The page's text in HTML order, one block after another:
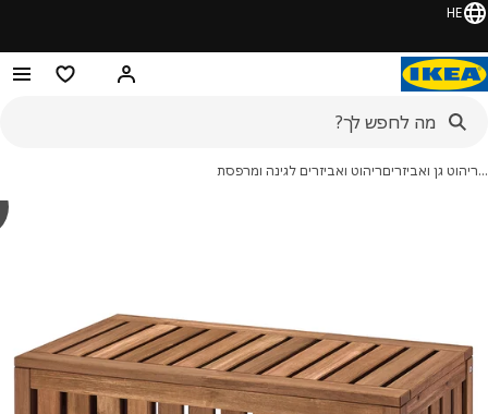
HE
היי! התחברו או הירשמו
מוצרים
גן ואביזריםריהוט ואביזרים לגינה ומרפסת